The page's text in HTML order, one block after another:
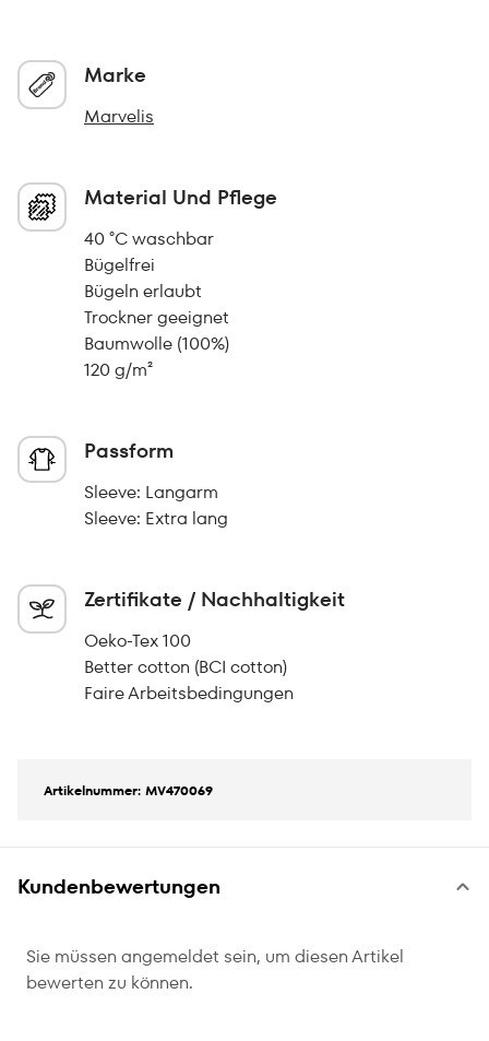
Marke
Marvelis
Material Und Pflege
40 °C waschbar
Bügelfrei
Bügeln erlaubt
Trockner geeignet
Baumwolle (100%)
120 g/m²
Passform
Sleeve: Langarm
Sleeve: Extra lang
Zertifikate / Nachhaltigkeit
Oeko-Tex 100
Better cotton (BCI cotton)
Faire Arbeitsbedingungen
Artikelnummer: MV470069
Kundenbewertungen
Sie müssen angemeldet sein, um diesen Artikel
bewerten zu können.